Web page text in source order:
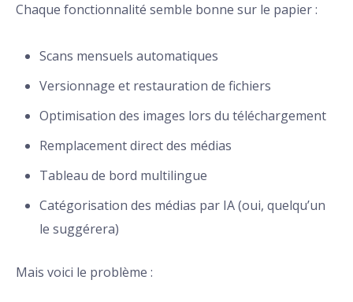
Chaque fonctionnalité semble bonne sur le papier :
Scans mensuels automatiques
Versionnage et restauration de fichiers
Optimisation des images lors du téléchargement
Remplacement direct des médias
Tableau de bord multilingue
Catégorisation des médias par IA (oui, quelqu’un
le suggérera)
Mais voici le problème :